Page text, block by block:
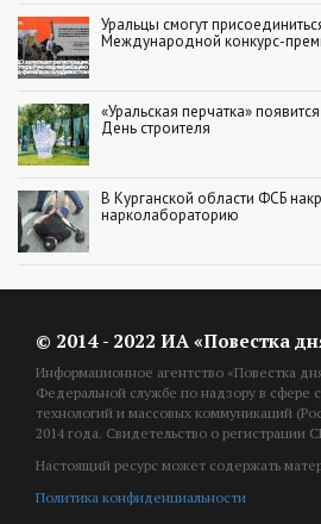
Уральцы смогут
Международной конкурс-
«Уральская перчатка»
День строителя
В Курганской области ФСБ
нарколабораторию
© 2014 - 2022 ИА «Повестка
Информационное агентство «Повестка
Федеральной службе по надзору в сфере
технологий и массовых коммуникаций
2014 года. Свидетельство о
Настоящий ресурс может содержать
Политика конфиденциальности